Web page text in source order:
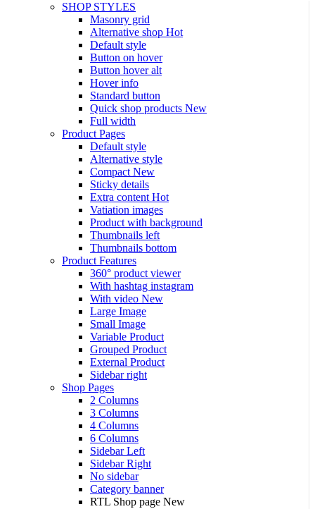
SHOP STYLES
Masonry grid
Alternative shop Hot
Default style
Button on hover
Button hover alt
Hover info
Standard button
Quick shop products New
Full width
Product Pages
Default style
Alternative style
Compact New
Sticky details
Extra content Hot
Vatiation images
Product with background
Thumbnails left
Thumbnails bottom
Product Features
360° product viewer
With hashtag instagram
With video New
Large Image
Small Image
Variable Product
Grouped Product
External Product
Sidebar right
Shop Pages
2 Columns
3 Columns
4 Columns
6 Columns
Sidebar Left
Sidebar Right
No sidebar
Category banner
RTL Shop page New